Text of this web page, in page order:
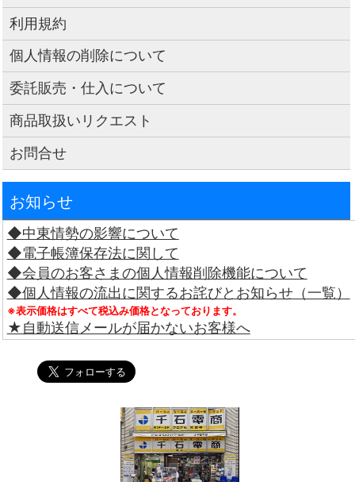
利用規約
個人情報の削除について
委託販売・仕入について
商品取扱いリクエスト
お問合せ
お知らせ
◆中東情勢の影響について
◆電子帳簿保存法に関して
◆会員のお客さまの個人情報削除機能について
◆個人情報の流出に関するお詫びとお知らせ（一覧）
※表示価格はすべて税込み価格となっております。
★自動送信メールが届かないお客様へ